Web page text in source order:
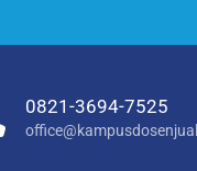
0821-3694-7525